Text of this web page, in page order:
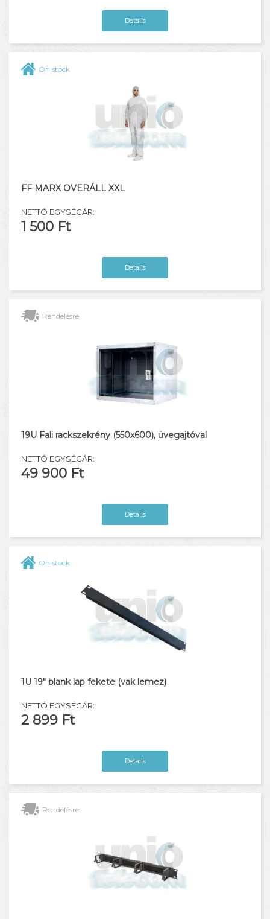
Details
On stock
FF MARX OVERÁLL XXL
NETTÓ EGYSÉGÁR:
1 500 Ft
Details
Rendelésre
19U Fali rackszekrény (550x600), üvegajtóval
NETTÓ EGYSÉGÁR:
49 900 Ft
Details
On stock
1U 19" blank lap fekete (vak lemez)
NETTÓ EGYSÉGÁR:
2 899 Ft
Details
Rendelésre